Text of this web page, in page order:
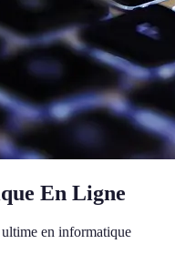
En Ligne
en informatique